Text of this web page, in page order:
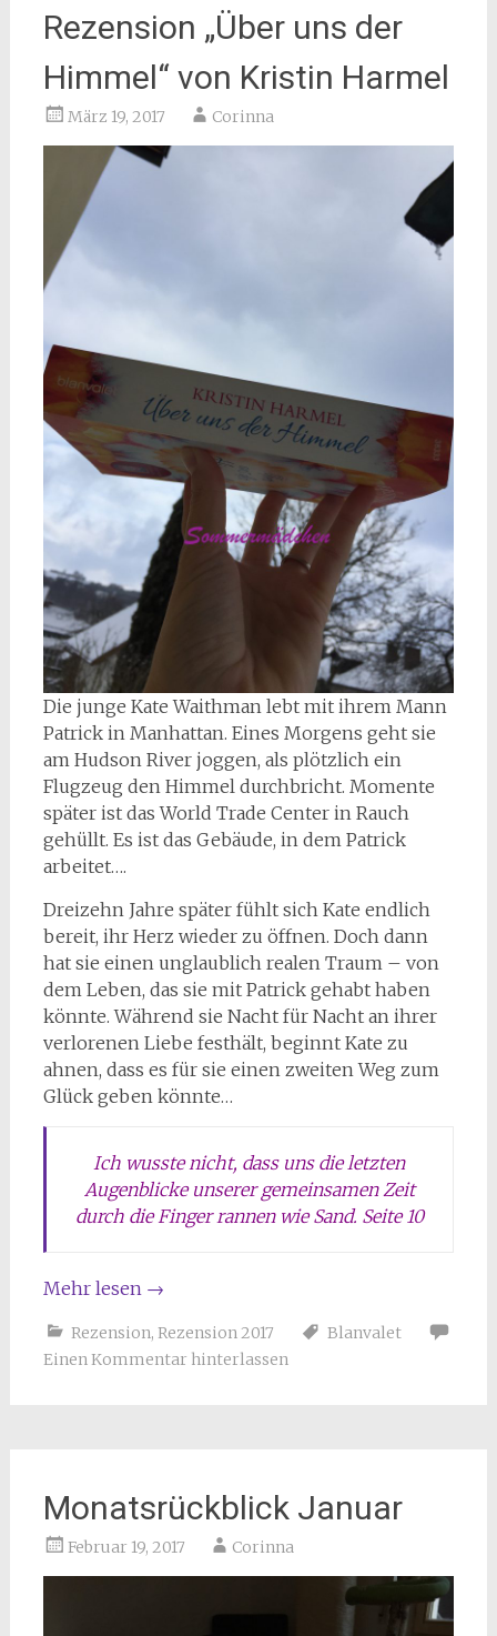
Rezension „Über uns der
Himmel“ von Kristin Harmel
März 19, 2017 Corinna
Die junge Kate Waithman lebt mit ihrem Mann
Patrick in Manhattan. Eines Morgens geht sie
am Hudson River joggen, als plötzlich ein
Flugzeug den Himmel durchbricht. Momente
später ist das World Trade Center in Rauch
gehüllt. Es ist das Gebäude, in dem Patrick
arbeitet….
Dreizehn Jahre später fühlt sich Kate endlich
bereit, ihr Herz wieder zu öffnen. Doch dann
hat sie einen unglaublich realen Traum – von
dem Leben, das sie mit Patrick gehabt haben
könnte. Während sie Nacht für Nacht an ihrer
verlorenen Liebe festhält, beginnt Kate zu
ahnen, dass es für sie einen zweiten Weg zum
Glück geben könnte…
Ich wusste nicht, dass uns die letzten
Augenblicke unserer gemeinsamen Zeit
durch die Finger rannen wie Sand. Seite 10
Mehr lesen →
Rezension, Rezension 2017
Blanvalet
Einen Kommentar hinterlassen
Monatsrückblick Januar
Februar 19, 2017 Corinna